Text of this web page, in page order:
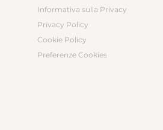
Informativa sulla Privacy
Privacy Policy
Cookie Policy
Preferenze Cookies